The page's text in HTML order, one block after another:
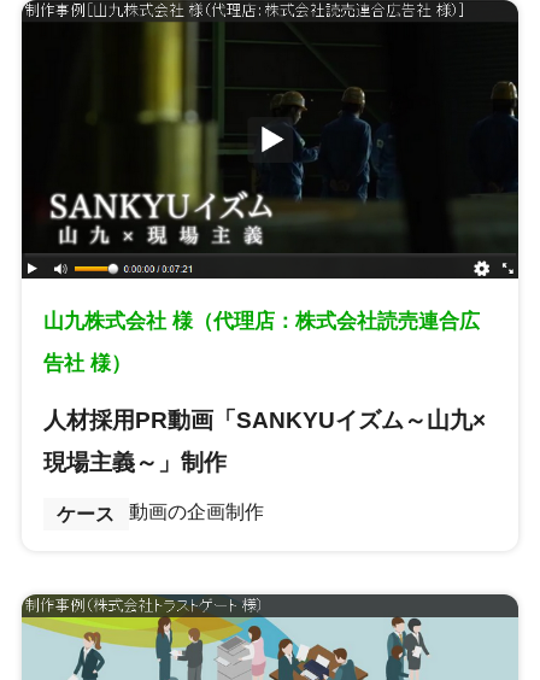
山九株式会社 様（代理店：株式会社読売連合広
告社 様）
人材採用PR動画「SANKYUイズム～山九×
現場主義～」制作
ケース 動画の企画制作